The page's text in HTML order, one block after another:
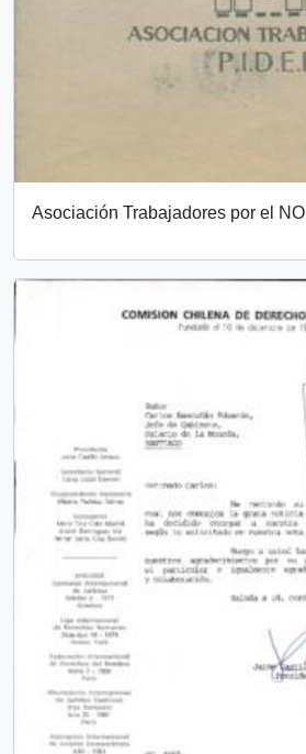
Asociación Trabajadores por el NO